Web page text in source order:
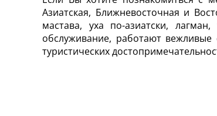
Азиатская, Ближневосточная и
мастава, уха по-азиатски,
обслуживание, работают
туристических